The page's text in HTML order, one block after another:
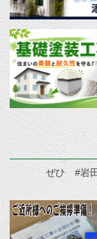
ぜひ #岩